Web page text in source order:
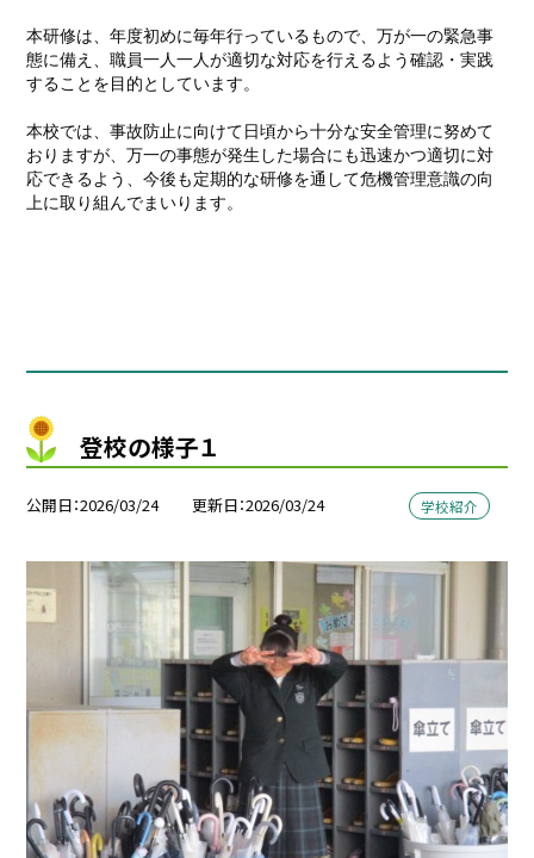
本研修は、年度初めに毎年行っているもので、万が一の緊急事
態に備え、職員一人一人が適切な対応を行えるよう確認・実践
することを目的としています。
本校では、事故防止に向けて日頃から十分な安全管理に努めて
おりますが、万一の事態が発生した場合にも迅速かつ適切に対
応できるよう、今後も定期的な研修を通して危機管理意識の向
上に取り組んでまいります。
登校の様子１
公開日 2026/03/24 更新日 2026/03/24 学校紹介